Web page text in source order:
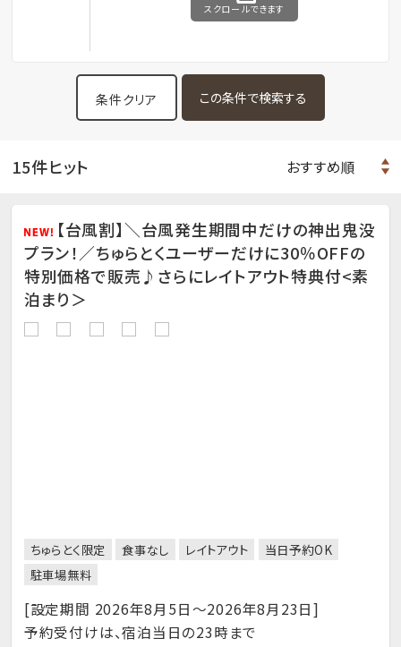
スクロールできます
条件クリア
15件ヒット
【台風割】＼台風発生期間中だけの神出鬼没
プラン！／ちゅらとくユーザーだけに30％OFFの
特別価格で販売♪さらにレイトアウト特典付<素
泊まり＞
ちゅらとく限定 食事なし レイトアウト
当日予約OK
駐車場無料
[設定期間 2026年8月5日～2026年8月23日]
予約受付けは、宿泊当日の23時まで